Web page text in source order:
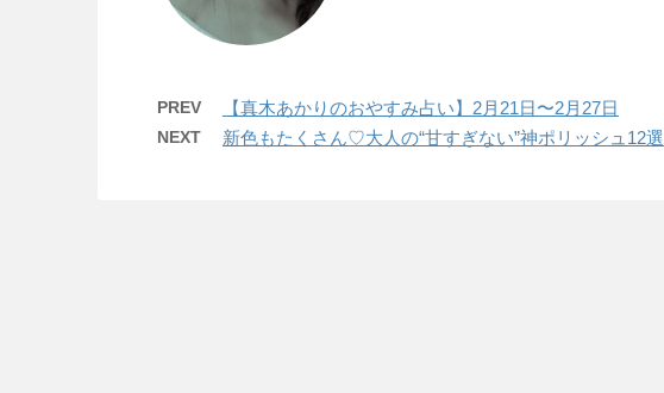
PREV 【真木あかりのおやすみ占い】2月21日〜2月27日
NEXT 新色もたくさん♡大人の“甘すぎない”神ポリッシュ12選